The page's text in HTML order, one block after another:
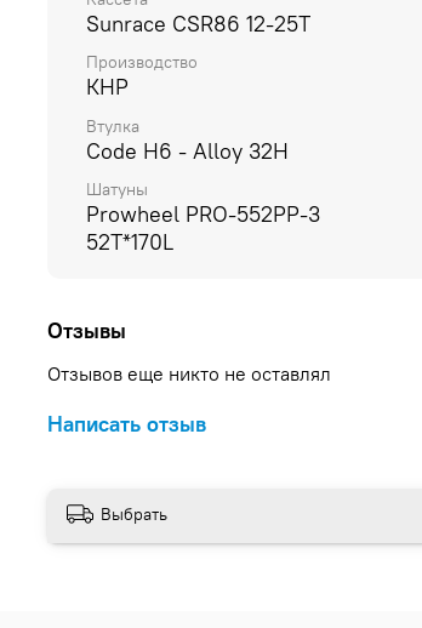
Sunrace CSR86 12-25T
Производство
КНР
Втулка
Code H6 - Alloy 32H
Шатуны
Prowheel PRO-552PP-3
52T*170L
Отзывы
Отзывов еще никто не оставлял
Написать отзыв
Выбрать